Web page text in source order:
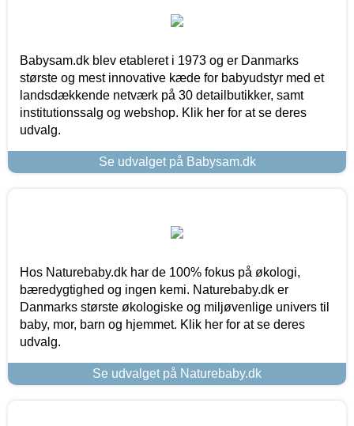
Babysam.dk blev etableret i 1973 og er Danmarks
største og mest innovative kæde for babyudstyr med et
landsdækkende netværk på 30 detailbutikker, samt
institutionssalg og webshop. Klik her for at se deres
udvalg.
Se udvalget på Babysam.dk
Hos Naturebaby.dk har de 100% fokus på økologi,
bæredygtighed og ingen kemi. Naturebaby.dk er
Danmarks største økologiske og miljøvenlige univers til
baby, mor, barn og hjemmet. Klik her for at se deres
udvalg.
Se udvalget på Naturebaby.dk